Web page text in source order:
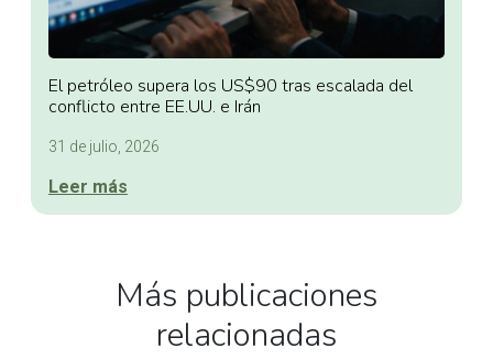
El petróleo supera los US$90 tras escalada del
conflicto entre EE.UU. e Irán
31 de julio, 2026
Leer más
Más publicaciones
relacionadas